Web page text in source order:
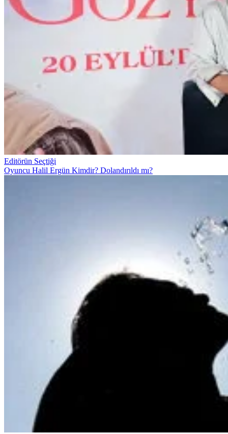
Editörün Seçtiği
Oyuncu Halil Ergün Kimdir? Dolandırıldı mı?